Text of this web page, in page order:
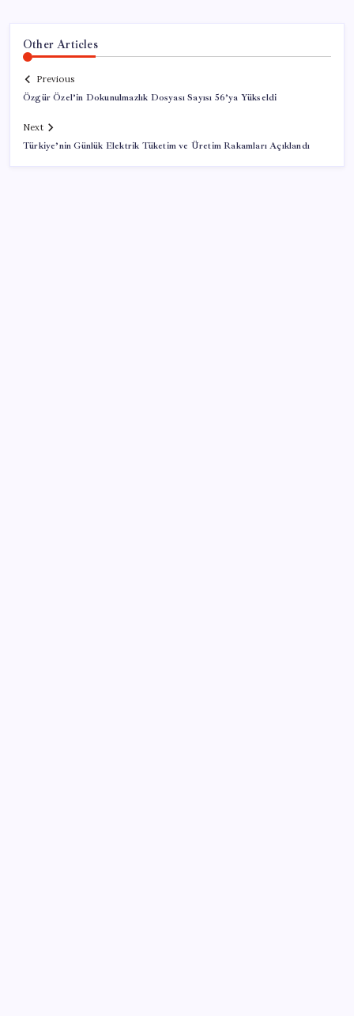
Other Articles
Previous
Özgür Özel’in Dokunulmazlık Dosyası Sayısı 56’ya Yükseldi
Next
Türkiye’nin Günlük Elektrik Tüketim ve Üretim Rakamları Açıklandı